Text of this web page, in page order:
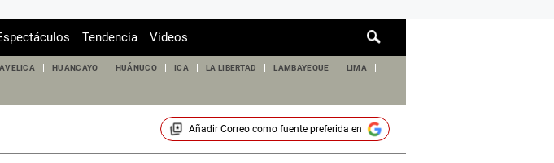
de
Tendencia Videos
HUANCAYO HUÁNUCO ICA LA LIBERTAD LAMBAYEQUE LIMA
Añadir Correocomo fuente preferida en